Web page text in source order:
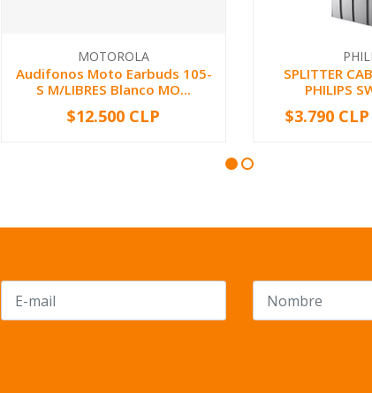
MOTOROLA
Audifonos Moto Earbuds 105-
S M/LIBRES Blanco MO...
+
$12.500 CLP
SPLITTER
PHILIPS
$3.790 CLP